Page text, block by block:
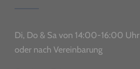
Di, Do & Sa von 14:00-16:00 Uhr
oder nach Vereinbarung